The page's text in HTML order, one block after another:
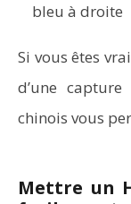
bleu à droite
Si vous êtes
d’une
chinois vous
Mettre un